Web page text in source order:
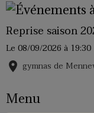
Reprise saison
Le 08/09/2026 à 19:30
gymnas de
Menu